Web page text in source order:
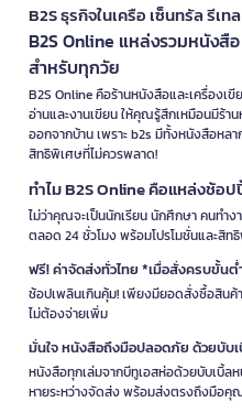
B2S ธุรกิจในเครือ เซ็นทรัล รีเ
B2S Online แหล่งรวมหนังสื
สำหรับทุกวัย
B2S Online คือร้านหนังสือและเครื่องเ
อ่านและงานเขียน ให้คุณรู้สึกเหมือนมีร้า
ออกจากบ้าน เพราะ b2s มีทั้งหนังสือห
สิทธิพิเศษที่ไม่ควรพลาด!
ทำไม B2S Online คือแหล่งช้อ
ไม่ว่าคุณจะเป็นนักเรียน นักศึกษา คนท
ตลอด 24 ชั่วโมง พร้อมโปรโมชั่นและสิท
ฟรี! ค่าจัดส่งทั่วไทย *เมื่อสั่งครบขั้น
ช้อปเพลินเกินคุ้ม! เพียงมียอดสั่งซื้อสิน
ไม่ต้องจ่ายเพิ่ม
มั่นใจ หนังสือถึงมือปลอดภัย ด้วยบับ
หนังสือทุกเล่มจากบีทูเอสห่อด้วยบับเบิ้ล
หายระหว่างจัดส่ง พร้อมส่งตรงถึงมือ